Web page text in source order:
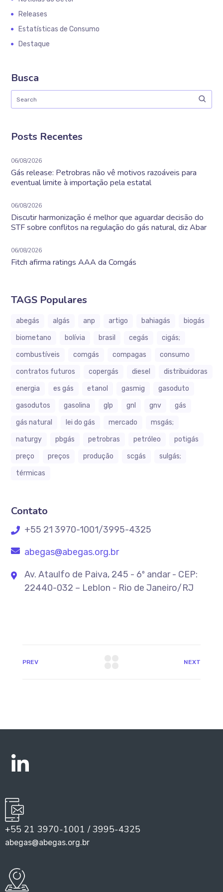
Releases
Estatísticas de Consumo
Destaque
Busca
Posts Recentes
06/08/2026
Gás release: Petrobras não vê motivos razoáveis para
eventual limite à importação pela estatal
06/08/2026
Discutir harmonização é melhor que aguardar decisão do
STF sobre conflitos na regulação do gás natural, diz Abar
06/08/2026
Fitch afirma ratings AAA da Comgás
TAGS Populares
abegás algás anp artigo bahiagás
biogás
biometano
bolívia brasil cegás
cigás;
combustíveis
comgás compagas
consumo
contratos futuros
copergás diesel
distribuidoras
energia
es gás etanol gasmig
gasoduto
gasodutos
gasolina glp gnl gnv
gás
gás natural
lei do gás mercado
msgás;
naturgy
pbgás petrobras petróleo
potigás
preço
preços produção scgás
sulgás;
térmicas
Contato
+55 21 3970-1001/3995-4325
abegas@abegas.org.br
Av. Ataulfo de Paiva, 245 - 6º andar - CEP:
22440-032 – Leblon - Rio de Janeiro/RJ
PREV NEXT
+55 21 3970-1001 / 3995-4325
abegas@abegas.org.br